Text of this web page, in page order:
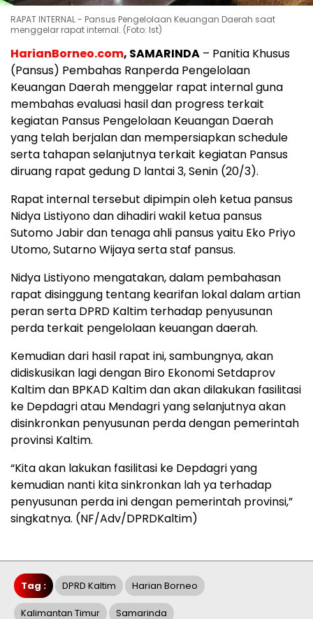
RAPAT INTERNAL - Pansus Pengelolaan Keuangan Daerah saat
menggelar rapat internal. (Foto: Ist)
HarianBorneo.com, SAMARINDA – Panitia Khusus
(Pansus) Pembahas Ranperda Pengelolaan
Keuangan Daerah menggelar rapat internal guna
membahas evaluasi hasil dan progress terkait
kegiatan Pansus Pengelolaan Keuangan Daerah
yang telah berjalan dan mempersiapkan schedule
serta tahapan selanjutnya terkait kegiatan Pansus
diruang rapat gedung D lantai 3, Senin (20/3).
Rapat internal tersebut dipimpin oleh ketua pansus
Nidya Listiyono dan dihadiri wakil ketua pansus
Sutomo Jabir dan tenaga ahli pansus yaitu Eko Priyo
Utomo, Sutarno Wijaya serta staf pansus.
Nidya Listiyono mengatakan, dalam pembahasan
rapat disinggung tentang kearifan lokal dalam artian
peran serta DPRD Kaltim terhadap penyusunan
perda terkait pengelolaan keuangan daerah.
Kemudian dari hasil rapat ini, sambungnya, akan
didiskusikan lagi dengan Biro Ekonomi Setdaprov
Kaltim dan BPKAD Kaltim dan akan dilakukan fasilitasi
ke Depdagri atau Mendagri yang selanjutnya akan
disinkronkan penyusunan perda dengan pemerintah
provinsi Kaltim.
“Kita akan lakukan fasilitasi ke Depdagri yang
kemudian nanti kita sinkronkan lah ya terhadap
penyusunan perda ini dengan pemerintah provinsi,”
singkatnya. (NF/Adv/DPRDKaltim)
Tag : DPRD Kaltim Harian Borneo
Kalimantan Timur Samarinda